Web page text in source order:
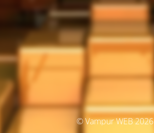
© Vampur WEB 2026